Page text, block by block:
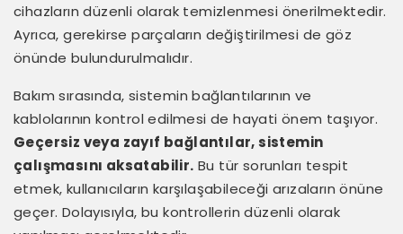
cihazların düzenli olarak temizlenmesi önerilmektedir.
Ayrıca, gerekirse parçaların değiştirilmesi de göz
önünde bulundurulmalıdır.
Bakım sırasında, sistemin bağlantılarının ve
kablolarının kontrol edilmesi de hayati önem taşıyor.
Geçersiz veya zayıf bağlantılar, sistemin
çalışmasını aksatabilir. Bu tür sorunları tespit
etmek, kullanıcıların karşılaşabileceği arızaların önüne
geçer. Dolayısıyla, bu kontrollerin düzenli olarak